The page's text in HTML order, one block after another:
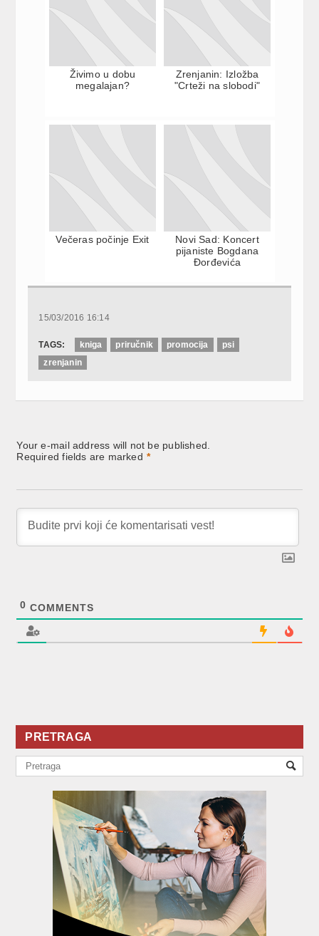
Živimo u dobu
megalajan?
Zrenjanin: Izložba
"Crteži na slobodi"
Večeras počinje Exit
Novi Sad: Koncert
pijaniste Bogdana
Đorđevića
15/03/2016 16:14
TAGS: kniga priručnik promocija
psi
zrenjanin
Your e-mail address will not be published.
Required fields are marked *
0 COMMENTS
PRETRAGA